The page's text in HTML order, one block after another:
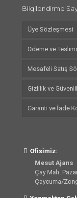
Bilgilendirme
Üye Sözleşmesi
Ödeme ve
Mesafeli Satış
Gizlilik ve
Garanti ve İade
Ofisimiz:
Mesut Ajans
Çay Mah.
Çaycuma/